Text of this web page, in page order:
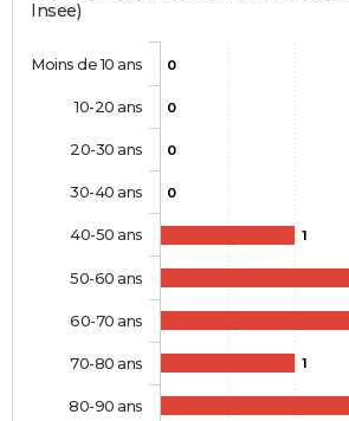
Insee)
0
0
0
0
1
1
Moins de 10 ans
10-20 ans
20-30 ans
30-40 ans
40-50 ans
50-60 ans
60-70 ans
70-80 ans
80-90 ans